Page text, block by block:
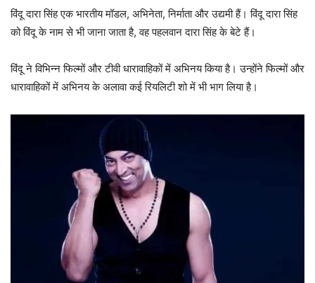
विंदू दारा सिंह एक भारतीय मॉडल, अभिनेता, निर्माता और उद्यमी हैं। विंदू दारा सिंह
को विंदू के नाम से भी जाना जाता है, वह पहलवान दारा सिंह के बेटे हैं।
विंदू ने विभिन्न फिल्मों और टीवी धारावाहिकों में अभिनय किया है। उन्होंने फिल्मों और
धारावाहिकों में अभिनय के अलावा कई रियलिटी शो में भी भाग लिया है।